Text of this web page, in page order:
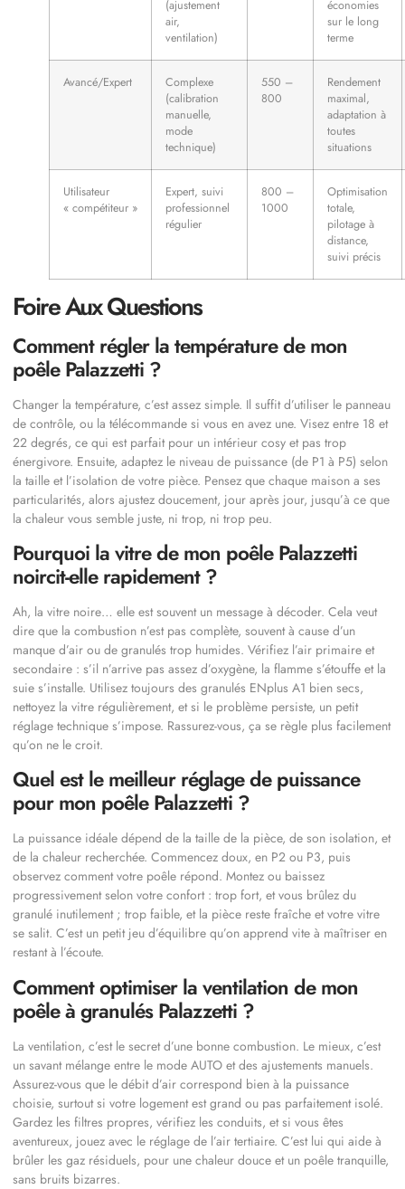
(ajustement
air,
ventilation)
économies
sur le long
terme
Avancé/Expert
Complexe
(calibration
manuelle,
mode
technique)
550 –
800
Rendement
maximal,
adaptation à
toutes
situations
Utilisateur
« compétiteur »
Expert, suivi
professionnel
régulier
800 –
1000
Optimisation
totale,
pilotage à
distance,
suivi précis
Foire Aux Questions
Comment régler la température de mon
poêle Palazzetti ?
Changer la température, c’est assez simple. Il suffit d’utiliser le panneau
de contrôle, ou la télécommande si vous en avez une. Visez entre 18 et
22 degrés, ce qui est parfait pour un intérieur cosy et pas trop
énergivore. Ensuite, adaptez le niveau de puissance (de P1 à P5) selon
la taille et l’isolation de votre pièce. Pensez que chaque maison a ses
particularités, alors ajustez doucement, jour après jour, jusqu’à ce que
la chaleur vous semble juste, ni trop, ni trop peu.
Pourquoi la vitre de mon poêle Palazzetti
noircit-elle rapidement ?
Ah, la vitre noire… elle est souvent un message à décoder. Cela veut
dire que la combustion n’est pas complète, souvent à cause d’un
manque d’air ou de granulés trop humides. Vérifiez l’air primaire et
secondaire : s’il n’arrive pas assez d’oxygène, la flamme s’étouffe et la
suie s’installe. Utilisez toujours des granulés ENplus A1 bien secs,
nettoyez la vitre régulièrement, et si le problème persiste, un petit
réglage technique s’impose. Rassurez-vous, ça se règle plus facilement
qu’on ne le croit.
Quel est le meilleur réglage de puissance
pour mon poêle Palazzetti ?
La puissance idéale dépend de la taille de la pièce, de son isolation, et
de la chaleur recherchée. Commencez doux, en P2 ou P3, puis
observez comment votre poêle répond. Montez ou baissez
progressivement selon votre confort : trop fort, et vous brûlez du
granulé inutilement ; trop faible, et la pièce reste fraîche et votre vitre
se salit. C’est un petit jeu d’équilibre qu’on apprend vite à maîtriser en
restant à l’écoute.
Comment optimiser la ventilation de mon
poêle à granulés Palazzetti ?
La ventilation, c’est le secret d’une bonne combustion. Le mieux, c’est
un savant mélange entre le mode AUTO et des ajustements manuels.
Assurez-vous que le débit d’air correspond bien à la puissance
choisie, surtout si votre logement est grand ou pas parfaitement isolé.
Gardez les filtres propres, vérifiez les conduits, et si vous êtes
aventureux, jouez avec le réglage de l’air tertiaire. C’est lui qui aide à
brûler les gaz résiduels, pour une chaleur douce et un poêle tranquille,
sans bruits bizarres.